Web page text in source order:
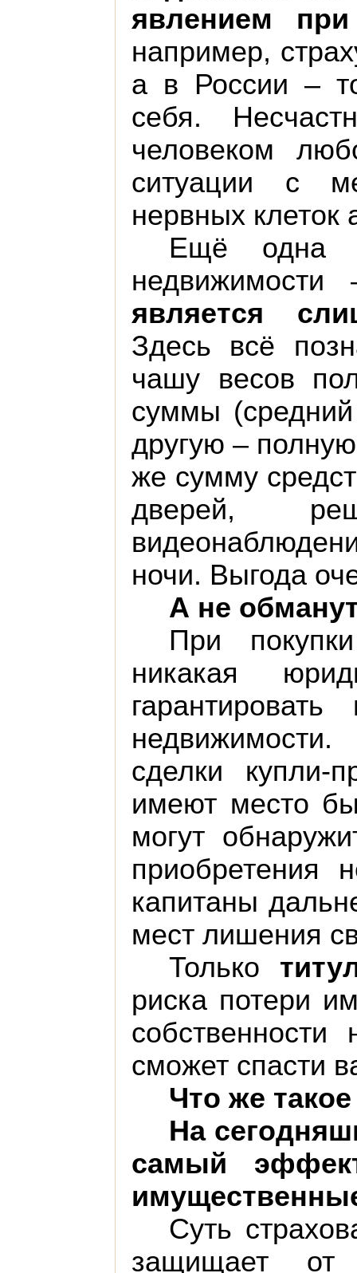
явлением
например,
а в России –
себя.
человеком
ситуации с
нервных
Ещё одна
является
Здесь всё
чашу весов
суммы
другую –
же сумму
дверей,
ночи. Выгода
А не
При
никакая
сделки купли-
имеют место
могут
приобретения
капитаны
мест лишения
Только
риска потери
сможет спасти
Что же
На
самый
Суть
защищает от